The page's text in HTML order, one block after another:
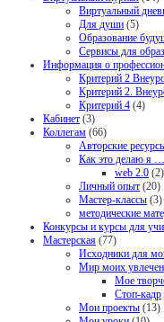
Виртуальный
Для души (5)
Образование
Сервисы для
Информация о
Критерий 2
Критерий 2.
Критерий 4 (4)
Кабинет (3)
Коллегам (66)
Авторские
Как это делаю я …
web 2.0 (2)
Личный опыт (20)
Мастер-классы (3)
методические
Конкурсы и курсы для
Мастерская (77)
Исходники для
Мир моих
Мое
Стоп-кадр
Мои проекты (13)